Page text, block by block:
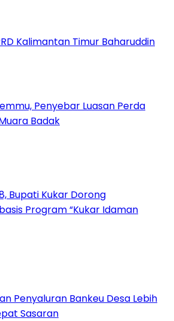
Penyebar Luasan Perda
Badak
Bupati Kukar Dorong
Program “Kukar Idaman
Penyaluran Bankeu Desa Lebih
Sasaran